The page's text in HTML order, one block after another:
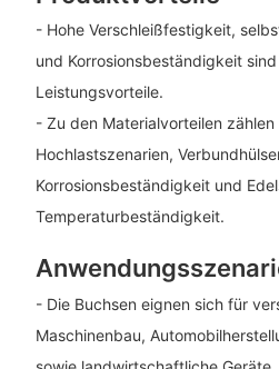
- Hohe Verschleißfestigkeit,
und Korrosionsbeständigkeit
Leistungsvorteile.
- Zu den Materialvorteilen
Hochlastszenarien,
Korrosionsbeständigkeit und
Temperaturbeständigkeit.
- Die Buchsen eignen sich für
Maschinenbau,